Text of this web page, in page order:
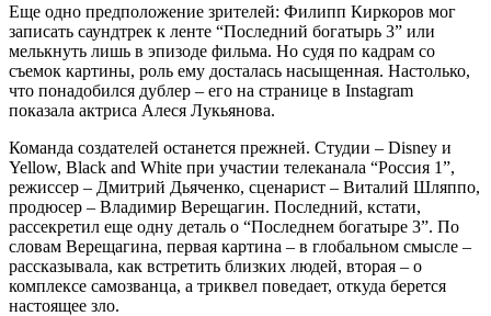
Еще одно предположение зрителей: Филипп Киркоров мог
записать саундтрек к ленте “Последний богатырь 3” или
мелькнуть лишь в эпизоде фильма. Но судя по кадрам со
съемок картины, роль ему досталась насыщенная. Настолько,
что понадобился дублер – его на странице в Instagram
показала актриса Алеся Лукьянова.
Команда создателей останется прежней. Студии – Disney и
Yellow, Black and White при участии телеканала “Россия 1”,
режиссер – Дмитрий Дьяченко, сценарист – Виталий Шляппо,
продюсер – Владимир Верещагин. Последний, кстати,
рассекретил еще одну деталь о “Последнем богатыре 3”. По
словам Верещагина, первая картина – в глобальном смысле –
рассказывала, как встретить близких людей, вторая – о
комплексе самозванца, а триквел поведает, откуда берется
настоящее зло.